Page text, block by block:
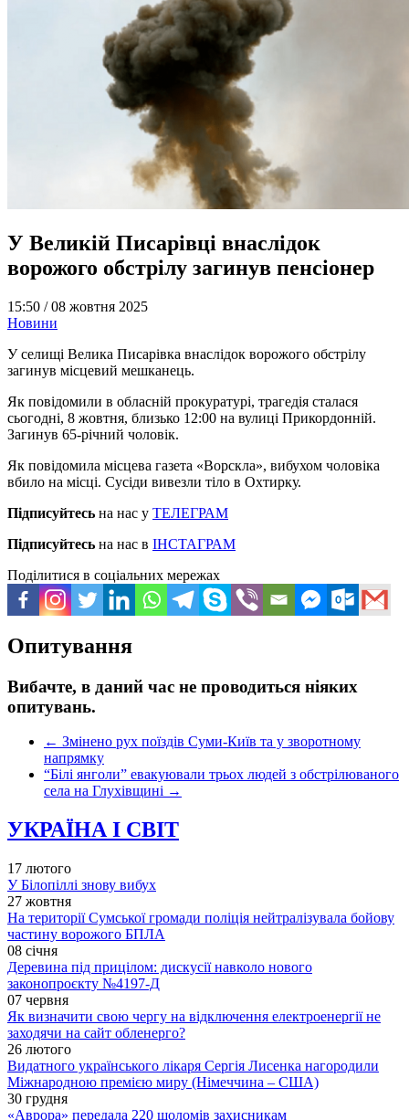
У Великій Писарівці внаслідок
ворожого обстрілу загинув пенсіонер
15:50 /08 жовтня 2025
Новини
У селищі Велика Писарівка внаслідок ворожого обстрілу
загинув місцевий мешканець.
Як повідомили в обласній прокуратурі, трагедія сталася
сьогодні, 8 жовтня, близько 12:00 на вулиці Прикордонній.
Загинув 65-річний чоловік.
Як повідомила місцева газета «Ворскла», вибухом чоловіка
вбило на місці. Сусіди вивезли тіло в Охтирку.
Підписуйтесь на нас у ТЕЛЕГРАМ
Підписуйтесь на нас в ІНСТАГРАМ
Поділитися в соціальних мережах
Опитування
Вибачте, в даний час не проводиться ніяких
опитувань.
← Змінено рух поїздів Суми-Київ та у зворотному
напрямку
“Білі янголи” евакуювали трьох людей з обстрілюваного
села на Глухівщині →
УКРАЇНА І СВІТ
17 лютого
У Білопіллі знову вибух
27 жовтня
На території Сумської громади поліція нейтралізувала бойову
частину ворожого БПЛА
08 січня
Деревина під прицілом: дискусії навколо нового
законопроєкту №4197-Д
07 червня
Як визначити свою чергу на відключення електроенергії не
заходячи на сайт обленерго?
26 лютого
Видатного українського лікаря Сергія Лисенка нагородили
Міжнародною премією миру (Німеччина – США)
30 грудня
«Аврора» передала 220 шоломів захисникам